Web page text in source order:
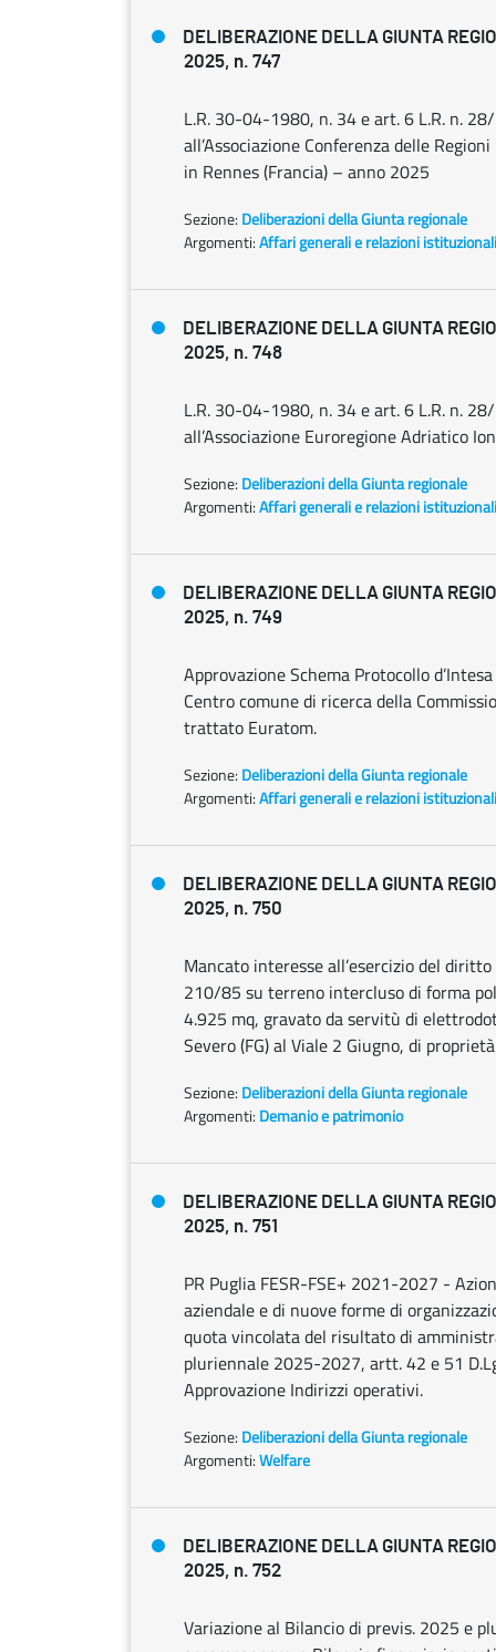
DELIBERAZIONE DELLA GIUNTA
2025, n. 747
L.R. 30-04-1980, n. 34 e art. 6 L.R. n.
all’Associazione Conferenza delle
in Rennes (Francia) – anno 2025
Sezione: Deliberazioni della Giunta regionale
Argomenti:Affari generali e relazioni istituzionali
DELIBERAZIONE DELLA GIUNTA
2025, n. 748
L.R. 30-04-1980, n. 34 e art. 6 L.R. n.
all’Associazione Euroregione Adriatico
Sezione: Deliberazioni della Giunta regionale
Argomenti:Affari generali e relazioni istituzionali
DELIBERAZIONE DELLA GIUNTA
2025, n. 749
Approvazione Schema Protocollo
Centro comune di ricerca della
trattato Euratom.
Sezione: Deliberazioni della Giunta regionale
Argomenti:Affari generali e relazioni istituzionali
DELIBERAZIONE DELLA GIUNTA
2025, n. 750
Mancato interesse all’esercizio del
210/85 su terreno intercluso di forma
4.925 mq, gravato da servitù di
Severo (FG) al Viale 2 Giugno, di
Sezione: Deliberazioni della Giunta regionale
Argomenti: Demanio e patrimonio
DELIBERAZIONE DELLA GIUNTA
2025, n. 751
PR Puglia FESR-FSE+ 2021-2027 -
aziendale e di nuove forme di
quota vincolata del risultato di
pluriennale 2025-2027, artt. 42 e 51
Approvazione Indirizzi operativi.
Sezione: Deliberazioni della Giunta regionale
Argomenti:Welfare
DELIBERAZIONE DELLA GIUNTA
2025, n. 752
Variazione al Bilancio di previs. 2025 e